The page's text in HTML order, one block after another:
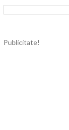
Publicitate!